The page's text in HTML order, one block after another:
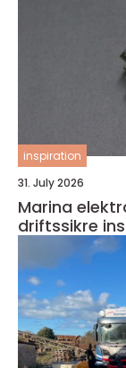
inspiration
31. July 2026
Marina
driftssikre